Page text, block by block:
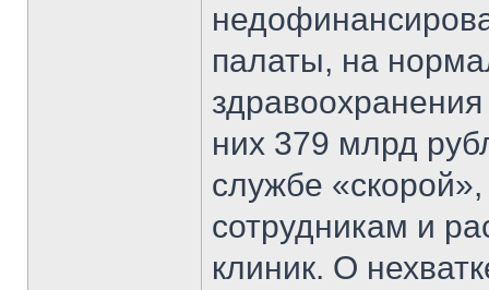
палаты, на
них 379 млрд
службе
сотрудникам и
клиник. О